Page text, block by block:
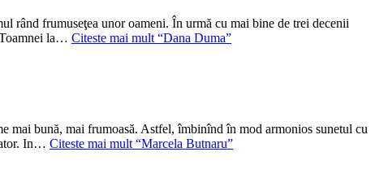
rând frumuseţea unor oameni. În urmă cu mai bine de trei decenii
Toamnei la… Citeste mai mult “Dana Duma”
mai bună, mai frumoasă. Astfel, îmbinînd în mod armonios sunetul cu
In… Citeste mai mult “Marcela Butnaru”